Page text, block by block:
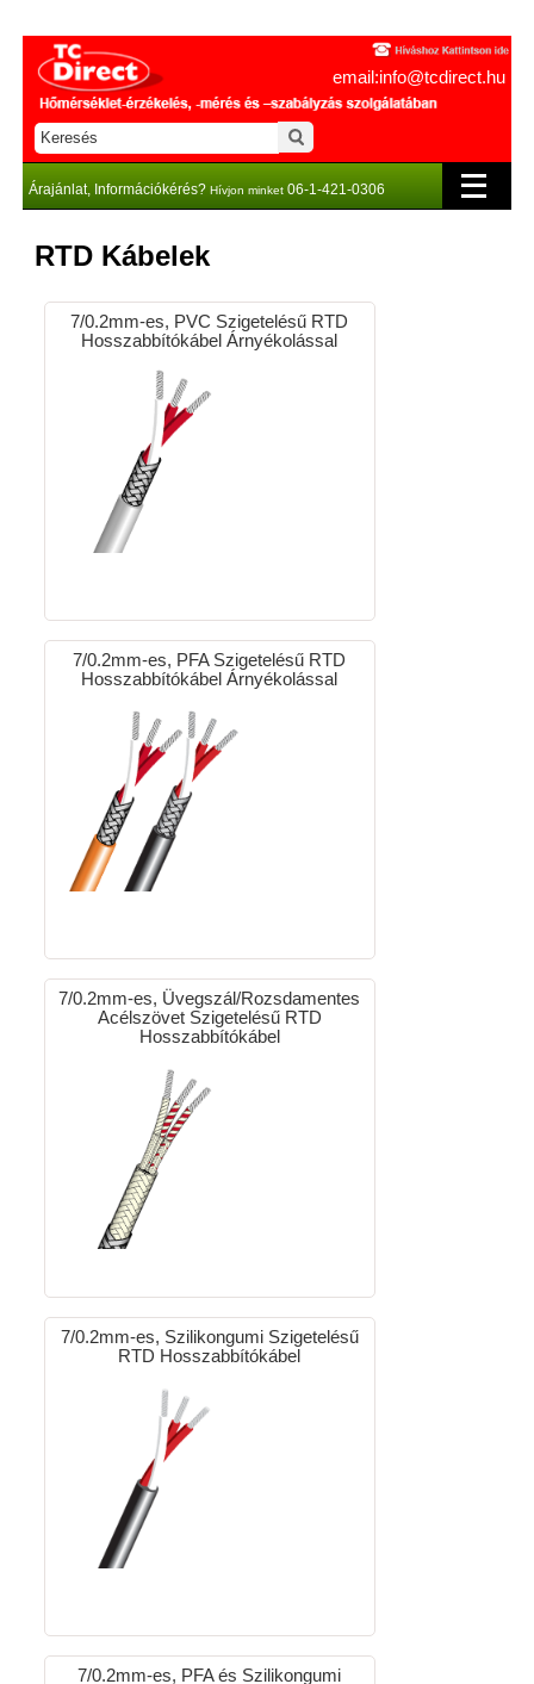
email:info@tcdirect.hu
Árajánlat, Információkérés? Hívjon minket 06-1-421-0306
RTD Kábelek
7/0.2mm-es, PVC Szigetelésű RTD
Hosszabbítókábel Árnyékolással
7/0.2mm-es, PFA Szigetelésű RTD
Hosszabbítókábel Árnyékolással
7/0.2mm-es, Üvegszál/Rozsdamentes
Acélszövet Szigetelésű RTD
Hosszabbítókábel
7/0.2mm-es, Szilikongumi Szigetelésű
RTD Hosszabbítókábel
7/0.2mm-es, PFA és Szilikongumi